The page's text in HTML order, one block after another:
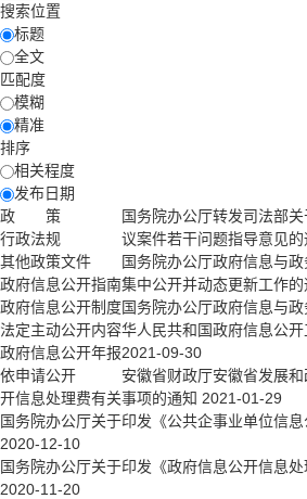
搜索位置
标题
全文
匹配度
模糊
精准
排序
相关程度
发布日期
政 策
行政法规
其他政策文件
政府信息公开指南
政府信息公开制度
法定主动公开内容
政府信息公开年报
依申请公开
国务院办公厅转发司法部
议案件若干问题指导意见的
国务院办公厅政府信息与
集中公开并动态更新工作的
国务院办公厅政府信息与
华人民共和国政府信息公
2021-09-30
安徽省财政厅安徽省发展
开信息处理费有关事项的通知 2021-01-29
国务院办公厅关于印发《公共企事业单位信
2020-12-10
国务院办公厅关于印发《政府信息公开信息
2020-11-20